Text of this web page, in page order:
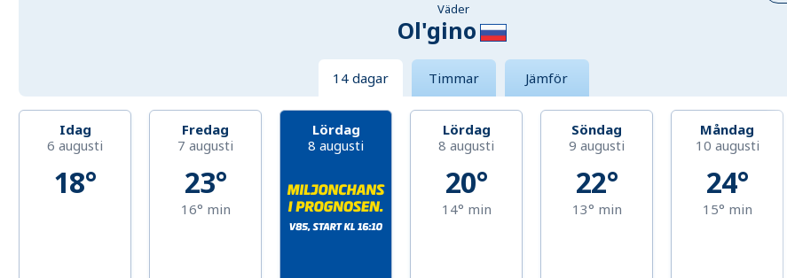
Väder
Ol'gino
14 dagar Timmar Jämför
Idag
6 augusti
18°
Fredag
7 augusti
23°
16° min
Lördag
8 augusti
Lördag
8 augusti
20°
14° min
Söndag
9 augusti
22°
13° min
Måndag
10 augusti
24°
15° min